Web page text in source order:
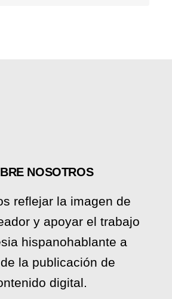
NOSOTROS
reflejar la imagen de
y apoyar el trabajo
hispanohablante a
la publicación de
digital.